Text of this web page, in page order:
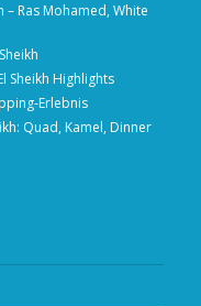
– Ras Mohamed, White
Sheikh Highlights
Erlebnis
Quad, Kamel, Dinner